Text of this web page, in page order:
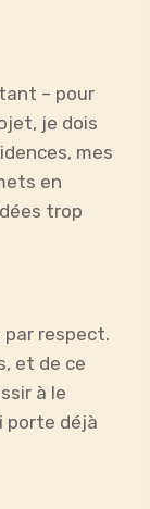
– pour
je dois
mes
en
trop
par respect.
et de ce
à le
porte déjà